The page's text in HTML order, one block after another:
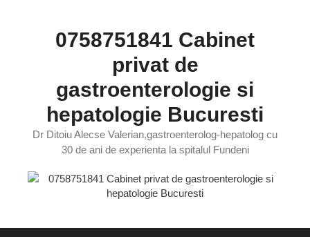
0758751841 Cabinet
privat de
gastroenterologie si
hepatologie Bucuresti
Dr Ditoiu Alecse Valerian,gastroenterolog-hepatolog cu
30 de ani de experienta la spitalul Fundeni